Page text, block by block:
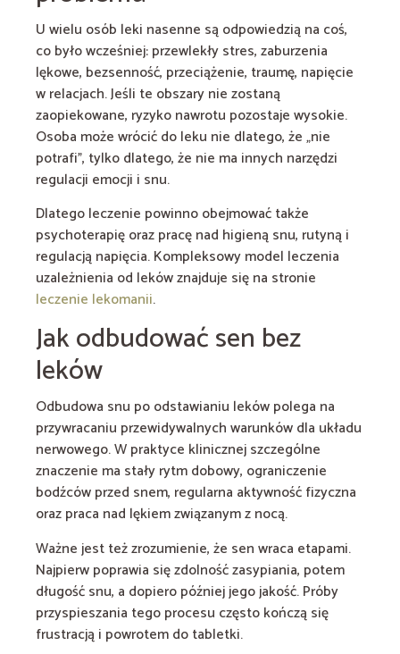
U wielu osób leki nasenne są odpowiedzią na coś,
co było wcześniej: przewlekły stres, zaburzenia
lękowe, bezsenność, przeciążenie, traumę, napięcie
w relacjach. Jeśli te obszary nie zostaną
zaopiekowane, ryzyko nawrotu pozostaje wysokie.
Osoba może wrócić do leku nie dlatego, że „nie
potrafi”, tylko dlatego, że nie ma innych narzędzi
regulacji emocji i snu.
Dlatego leczenie powinno obejmować także
psychoterapię oraz pracę nad higieną snu, rutyną i
regulacją napięcia. Kompleksowy model leczenia
uzależnienia od leków znajduje się na stronie
leczenie lekomanii.
Jak odbudować sen bez
leków
Odbudowa snu po odstawianiu leków polega na
przywracaniu przewidywalnych warunków dla układu
nerwowego. W praktyce klinicznej szczególne
znaczenie ma stały rytm dobowy, ograniczenie
bodźców przed snem, regularna aktywność fizyczna
oraz praca nad lękiem związanym z nocą.
Ważne jest też zrozumienie, że sen wraca etapami.
Najpierw poprawia się zdolność zasypiania, potem
długość snu, a dopiero później jego jakość. Próby
przyspieszania tego procesu często kończą się
frustracją i powrotem do tabletki.